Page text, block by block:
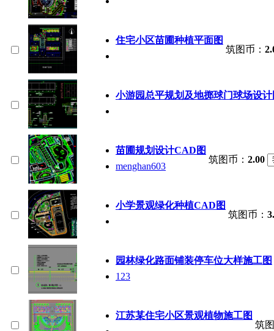
住宅小区苗圃种植平面图
筑图币：
小游园总平规划及地掷球门球场设
苗圃规划设计CAD图
menghan603
筑图币： 2.00
小学景观绿化种植CAD图
筑图币：
园林绿化路面铺装停车位大样施工图
123
江苏某住宅小区景观植物施工图
筑